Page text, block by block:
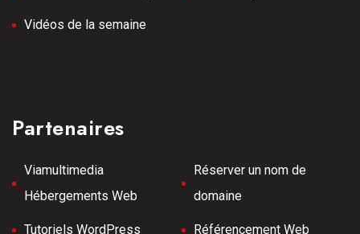
Vidéos de la semaine
Partenaires
Viamultimedia
Hébergements Web
Réserver un nom de
domaine
Tutoriels WordPress Référencement Web